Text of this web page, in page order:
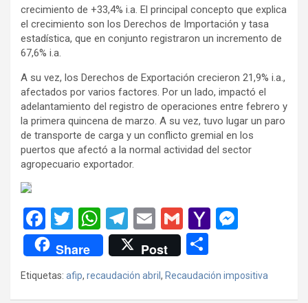
crecimiento de +33,4% i.a. El principal concepto que explica
el crecimiento son los Derechos de Importación y tasa
estadística, que en conjunto registraron un incremento de
67,6% i.a.
A su vez, los Derechos de Exportación crecieron 21,9% i.a.,
afectados por varios factores. Por un lado, impactó el
adelantamiento del registro de operaciones entre febrero y
la primera quincena de marzo. A su vez, tuvo lugar un paro
de transporte de carga y un conflicto gremial en los
puertos que afectó a la normal actividad del sector
agropecuario exportador.
F
a
ce
b
T
wi
tt
er
W
h
at
s
T
el
e
gr
E
m
ail
G
m
ail
Y
o
n
Share Post
o
m
Etiquetas: afip, recaudación abril , Recaudación impositiva